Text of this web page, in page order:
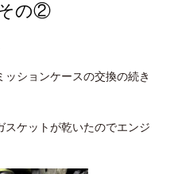
の②
ションケースの交換の続き
ケットが乾いたのでエンジ